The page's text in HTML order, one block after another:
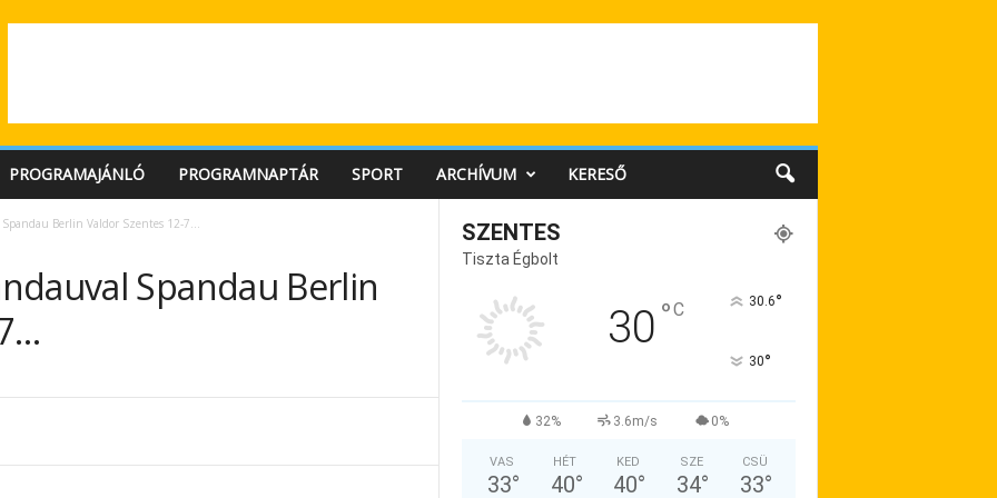
PROGRAMAJÁNLÓ PROGRAMNAPTÁR SPORT ARCHÍVUM KERESŐ
Berlin Valdor Szentes 12-7…
Spandau Berlin
SZENTES
Tiszta Égbolt
30 °C 30.6°
30°
32% 3.6m/s 0%
VAS
33°
HÉT
40°
KED
40°
SZE
34°
CSÜ
33°